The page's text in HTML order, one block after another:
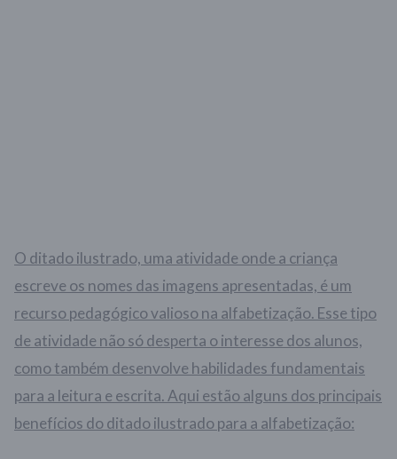
O ditado ilustrado, uma atividade onde a criança
escreve os nomes das imagens apresentadas, é um
recurso pedagógico valioso na alfabetização. Esse tipo
de atividade não só desperta o interesse dos alunos,
como também desenvolve habilidades fundamentais
para a leitura e escrita. Aqui estão alguns dos principais
benefícios do ditado ilustrado para a alfabetização: